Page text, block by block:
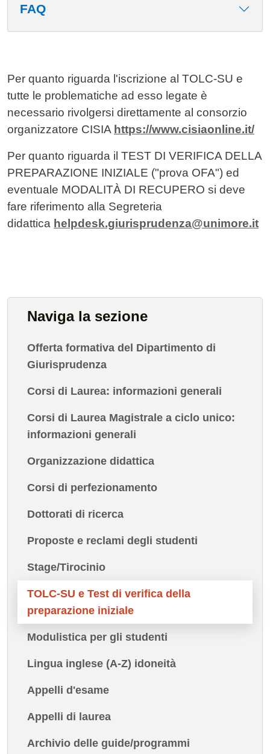
FAQ
Per quanto riguarda l'iscrizione al TOLC-SU e
tutte le problematiche ad esso legate è
necessario rivolgersi direttamente al consorzio
organizzatore CISIA https://www.cisiaonline.it/
Per quanto riguarda il TEST DI VERIFICA DELLA
PREPARAZIONE INIZIALE ("prova OFA") ed
eventuale MODALITÀ DI RECUPERO si deve
fare riferimento alla Segreteria
didattica helpdesk.giurisprudenza@unimore.it
Naviga la sezione
Offerta formativa del Dipartimento di
Giurisprudenza
Corsi di Laurea: informazioni generali
Corsi di Laurea Magistrale a ciclo unico:
informazioni generali
Organizzazione didattica
Corsi di perfezionamento
Dottorati di ricerca
Proposte e reclami degli studenti
Stage/Tirocinio
TOLC-SU e Test di verifica della
preparazione iniziale
Modulistica per gli studenti
Lingua inglese (A-Z) idoneità
Appelli d'esame
Appelli di laurea
Archivio delle guide/programmi